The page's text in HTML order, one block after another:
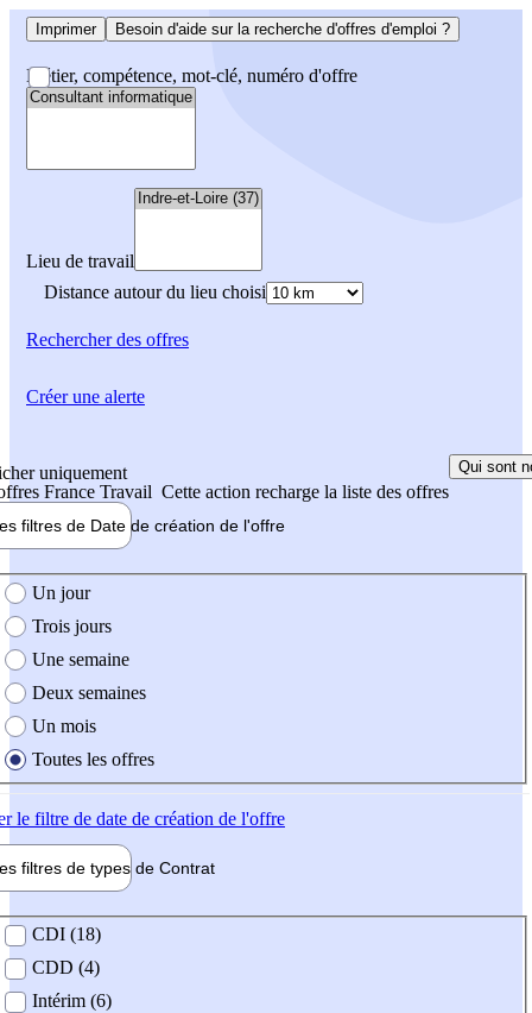
Imprimer Besoin d'aide sur la recherche d'offres d'emploi ?
Métier, compétence, mot-clé, numéro d'offre
Lieu de travail
Distance autour du lieu choisi
Rechercherdes offres
uniquement
France Travail Cette action recharge la liste des offres
Qui sont
filtres de Date de création de l'offre
création de l'offre
Un jour
Trois jours
Une semaine
Deux semaines
Un mois
Toutes les offres
le filtre de date de création de l'offre
filtres de types de Contrat
contrat
CDI (18)
CDD (4)
Intérim (6)
Créer une alerte